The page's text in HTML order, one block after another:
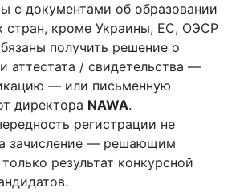
с документами об образовании
стран, кроме Украины, ЕС, ОЭСР
получить решение о
аттестата / свидетельства —
— или письменную
директора NAWA.
регистрации не
зачисление — решающим
результат конкурсной